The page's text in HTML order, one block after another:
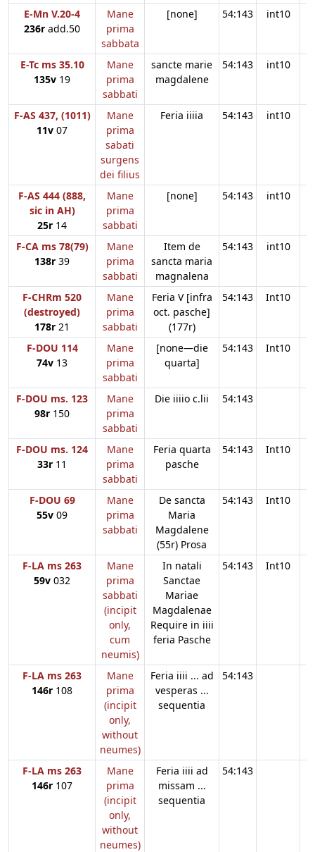
E-Mn V.20-4
236r add.50
Mane
prima
sabbata
[none] 54:143 int10
E-Tc ms 35.10
135v 19
Mane
prima
sabbati
sancte marie
magdalene
54:143 int10
F-AS 437, (1011)
11v 07
Mane
prima
sabati
surgens
dei filius
Feria iiiia 54:143 int10
F-AS 444 (888,
sic in AH)
25r 14
Mane
prima
sabbati
[none] 54:143 int10
F-CA ms 78(79)
138r 39
Mane
prima
sabbati
Item de
sancta maria
magnalena
54:143 int10
F-CHRm 520
(destroyed)
178r 21
Mane
prima
sabbati
Feria V [infra
oct. pasche]
(177r)
54:143 Int10
F-DOU 114
74v 13
Mane
prima
sabbati
[none—die
quarta]
54:143 Int10
F-DOU ms. 123
98r 150
Mane
prima
sabbati
Die iiiio c.lii 54:143
F-DOU ms. 124
33r 11
Mane
prima
sabbati
Feria quarta
pasche
54:143 Int10
F-DOU 69
55v 09
Mane
prima
sabbati
De sancta
Maria
Magdalene
(55r) Prosa
54:143 Int10
F-LA ms 263
59v 032
Mane
prima
sabbati
(incipit
only,
cum
neumis)
In natali
Sanctae
Mariae
Magdalenae
Require in iiii
feria Pasche
54:143 Int10
F-LA ms 263
146r 108
Mane
prima
(incipit
only,
without
neumes)
Feria iiii ... ad
vesperas ...
sequentia
54:143
F-LA ms 263
146r 107
Mane
prima
(incipit
only,
without
neumes)
Feria iiii ad
missam ...
sequentia
54:143